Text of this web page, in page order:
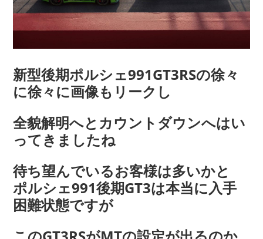
新型後期ポルシェ991GT3RSの徐々
に徐々に画像もリークし
全貌解明へとカウントダウンへはい
ってきましたね
待ち望んでいるお客様は多いかと
ポルシェ991後期GT3は本当に入手
困難状態ですが